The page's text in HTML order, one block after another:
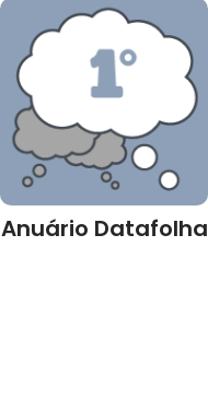
Anuário Datafolha